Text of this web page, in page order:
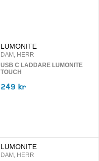
LUMONITE
DAM, HERR
USB C LADDARE LUMONITE
TOUCH
249 kr
LUMONITE
DAM, HERR